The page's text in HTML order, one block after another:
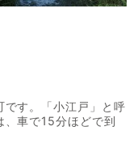
です。「小江戸」と呼
、車で15分ほどで到